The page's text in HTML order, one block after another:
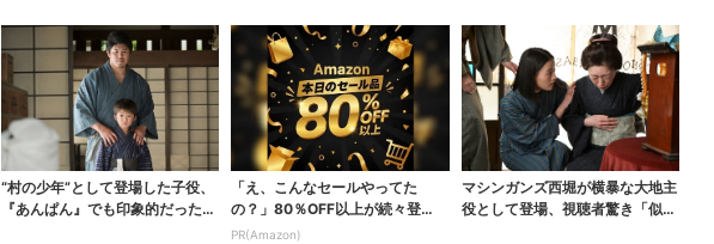
“村の少年”として登場した子役、
『あんぱん』でも印象的だった…
「え、こんなセールやってた
の？」80％OFF以上が続々登
場！Amazonの本気が...
PR(Amazon)
マシンガンズ西堀が横暴な大地主
役として登場、視聴者驚き「似て